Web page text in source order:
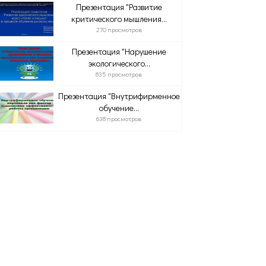
Презентация "Развитие
критического мышления...
270 просмотров
Презентация "Нарушение
экологического...
835 просмотров
Презентация "Внутрифирменное
обучение...
638 просмотров